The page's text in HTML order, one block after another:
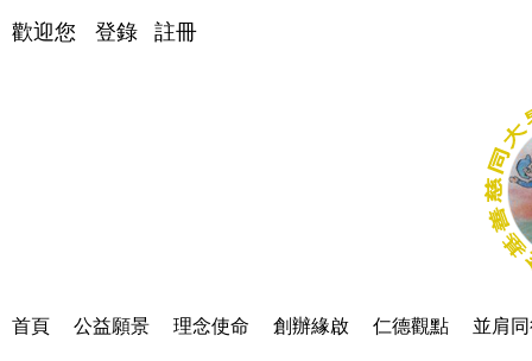
歡迎您 登錄 註冊
首頁 公益願景 理念使命 創辦緣啟 仁德觀點 並肩